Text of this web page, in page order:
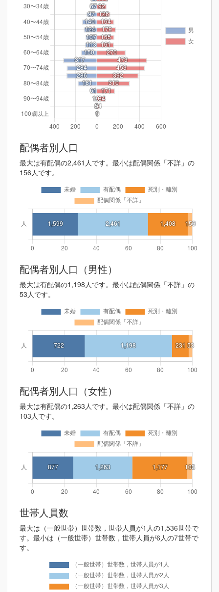
配偶者別人口
最大は有配偶の2,461人です。最小は配偶関係「不詳」の
156人です。
配偶者別人口（男性）
最大は有配偶の1,198人です。最小は配偶関係「不詳」の
53人です。
配偶者別人口（女性）
最大は有配偶の1,263人です。最小は配偶関係「不詳」の
103人です。
世帯人員数
最大は（一般世帯）世帯数，世帯人員が1人の1,536世帯で
す。最小は（一般世帯）世帯数，世帯人員が6人の7世帯で
す。